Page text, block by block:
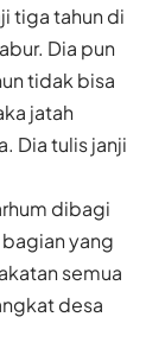
tiga tahun di
Dia pun
tidak bisa
jatah
Dia tulis janji
dibagi
yang
semua
desa